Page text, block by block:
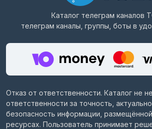
Каталог телеграм каналов
телеграм каналы, группы, боты в
Отказ от ответственности. Каталог не
ответственности за точность,
безопасность информации,
ресурсах. Пользователь принимает